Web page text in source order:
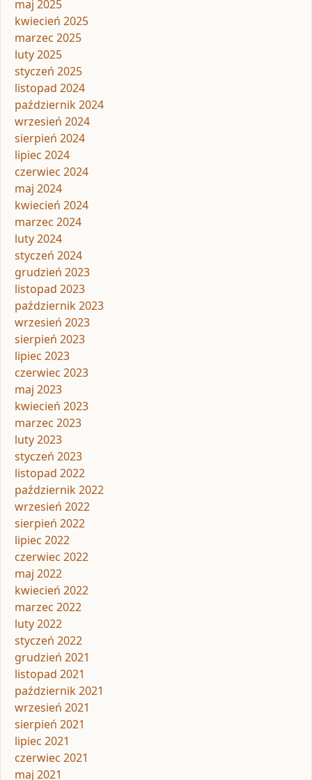
maj 2025
kwiecień 2025
marzec 2025
luty 2025
styczeń 2025
listopad 2024
październik 2024
wrzesień 2024
sierpień 2024
lipiec 2024
czerwiec 2024
maj 2024
kwiecień 2024
marzec 2024
luty 2024
styczeń 2024
grudzień 2023
listopad 2023
październik 2023
wrzesień 2023
sierpień 2023
lipiec 2023
czerwiec 2023
maj 2023
kwiecień 2023
marzec 2023
luty 2023
styczeń 2023
listopad 2022
październik 2022
wrzesień 2022
sierpień 2022
lipiec 2022
czerwiec 2022
maj 2022
kwiecień 2022
marzec 2022
luty 2022
styczeń 2022
grudzień 2021
listopad 2021
październik 2021
wrzesień 2021
sierpień 2021
lipiec 2021
czerwiec 2021
maj 2021